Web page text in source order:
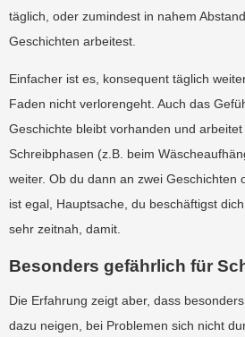
täglich, oder zumindest in nahem
Geschichten arbeitest.
Einfacher ist es, konsequent täglich
Faden nicht verlorengeht. Auch das
Geschichte bleibt vorhanden und
Schreibphasen (z.B. beim
weiter. Ob du dann an zwei Geschichten
ist egal, Hauptsache, du beschäftigst
sehr zeitnah, damit.
Besonders gefährlich für
Die Erfahrung zeigt aber, dass
dazu neigen, bei Problemen sich nicht